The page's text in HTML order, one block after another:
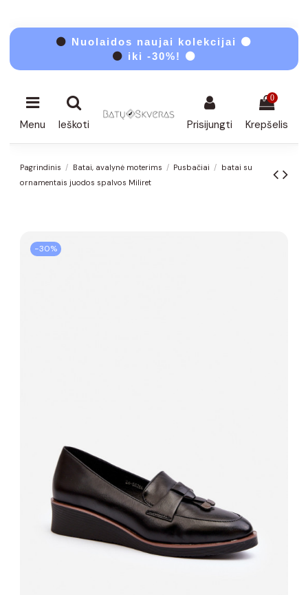
⚫ Nuolaidos naujai kolekcijai ⚫
⚫ iki -30%! ⚫
Menu Ieškoti Prisijungti
0
Krepšelis
Pagrindinis Batai, avalynė moterims Pusbačiai
batai su
ornamentais juodos spalvos Miliret
−30%